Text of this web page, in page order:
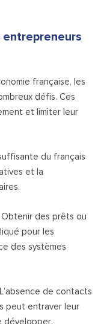
française, les
défis. Ces
et limiter leur
du français
et la
Obtenir des prêts ou
pour les
des systèmes
L’absence de contacts
peut entraver leur